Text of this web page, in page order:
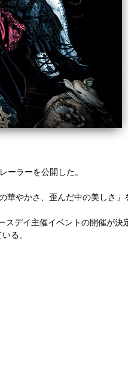
ーラーを公開した。
やかさ、歪んだ中の美しさ」
デイ主催イベントの開催が決
る。